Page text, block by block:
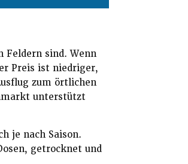
Feldern sind. Wenn
Preis ist niedriger,
zum örtlichen
unterstützt
je nach Saison.
getrocknet und